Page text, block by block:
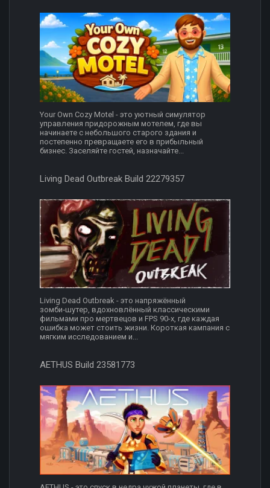
Your Own Cozy Motel - это уютный симулятор
управления придорожным мотелем, где вы
начинаете с небольшого старого здания и
постепенно превращаете его в прибыльный
бизнес. Заселяйте гостей, назначайте...
Living Dead Outbreak Build 22279357
Living Dead Outbreak - это напряжённый
зомби‑шутер, вдохновлённый классическими
фильмами про мертвецов и FPS 90-х, где каждая
ошибка может стоить жизни. Короткая кампания с
мягким исследованием и...
AETHUS Build 23581773